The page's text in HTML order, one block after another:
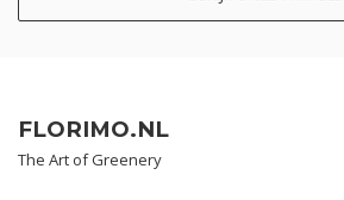
FLORIMO.NL
The Art of Greenery